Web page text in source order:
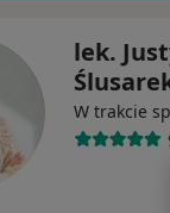
lek.
W trakcie